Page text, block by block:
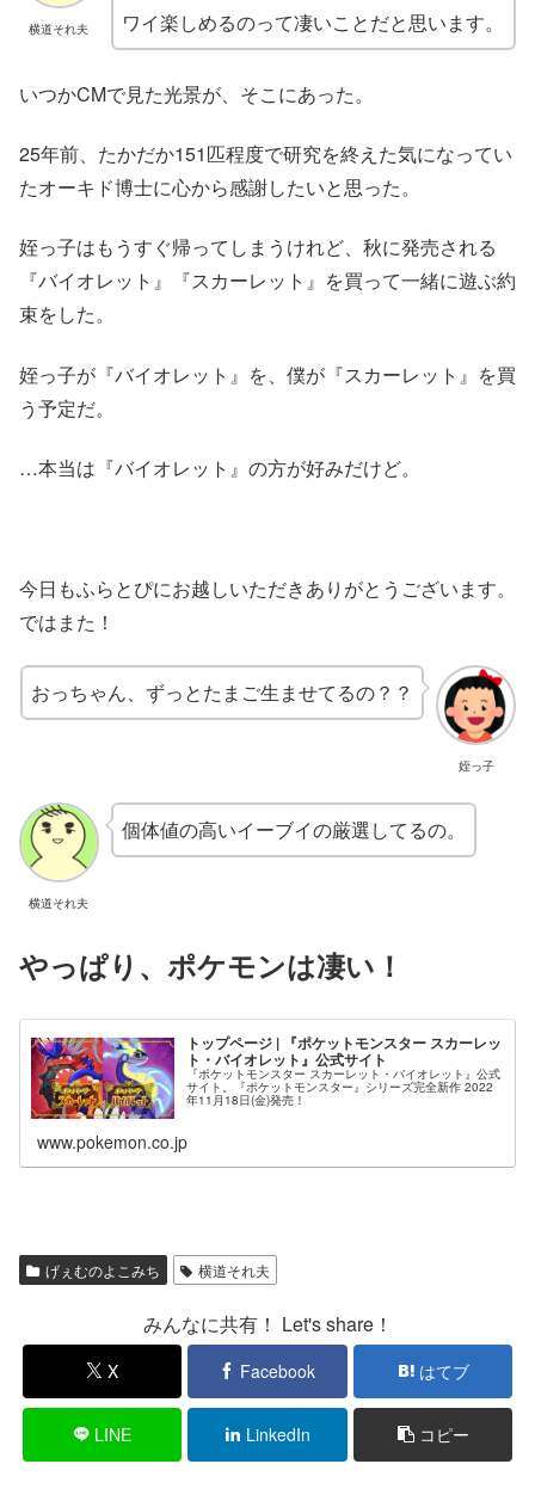
横道それ夫
ワイ楽しめるのって凄いことだと思います。
いつかCMで見た光景が、そこにあった。
25年前、たかだか151匹程度で研究を終えた気になってい
たオーキド博士に心から感謝したいと思った。
姪っ子はもうすぐ帰ってしまうけれど、秋に発売される
『バイオレット』『スカーレット』を買って一緒に遊ぶ約
束をした。
姪っ子が『バイオレット』を、僕が『スカーレット』を買
う予定だ。
…本当は『バイオレット』の方が好みだけど。
今日もふらとぴにお越しいただきありがとうございます。
ではまた！
姪っ子
おっちゃん、ずっとたまご生ませてるの？？
横道それ夫
個体値の高いイーブイの厳選してるの。
やっぱり、 ポケモンは凄い！
トップページ | 『ポケットモンスター スカーレッ
ト・バイオレット』公式サイト
『ポケットモンスター スカーレット・バイオレット』公式
サイト。『ポケットモンスター』シリーズ完全新作 2022
年11月18日(金)発売！
www.pokemon.co.jp
げぇむのよこみち 横道それ夫
みんなに共有！ Let's share！
X Facebook はてブ
LINE LinkedIn コピー